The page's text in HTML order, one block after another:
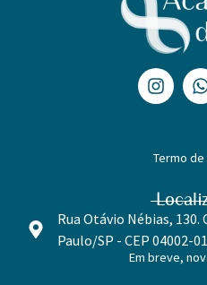
Termo
Rua Otávio Nébias, 130.
Paulo/SP - CEP 04002-
Em breve,